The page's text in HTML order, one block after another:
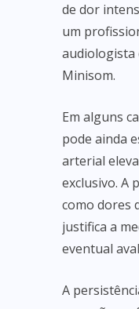
de dor
um
audiologista
Minisom.
Em alguns
pode ainda
arterial
exclusivo. A
como dores
justifica a
eventual
A